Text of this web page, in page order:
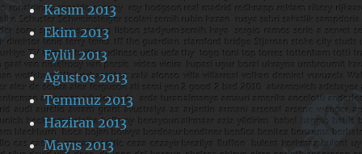
Kasım 2013
Ekim 2013
Eylül 2013
Ağustos 2013
Temmuz 2013
Haziran 2013
Mayıs 2013